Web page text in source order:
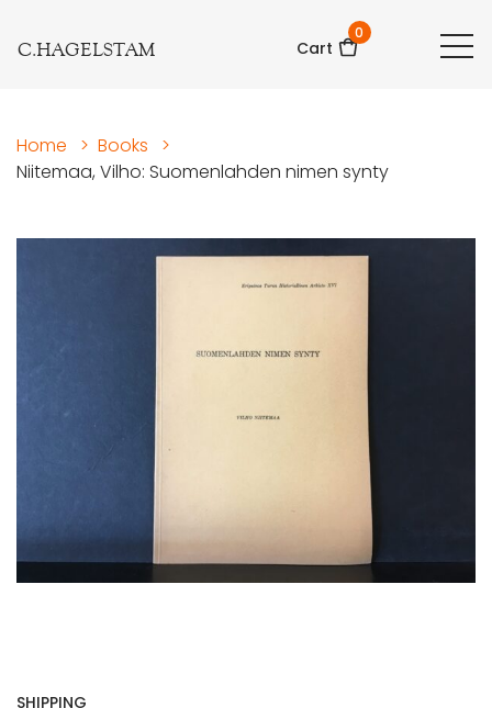
C.HAGELSTAM Cart
0
Home > Books
>
Niitemaa, Vilho: Suomenlahden nimen synty
SHIPPING